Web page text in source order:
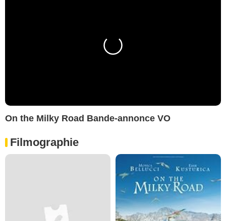
On the Milky Road Bande-annonce VO
Filmographie